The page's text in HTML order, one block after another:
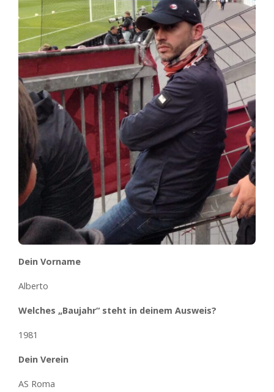
Dein Vorname
Alberto
Welches „Baujahr“ steht in deinem Ausweis?
1981
Dein Verein
AS Roma